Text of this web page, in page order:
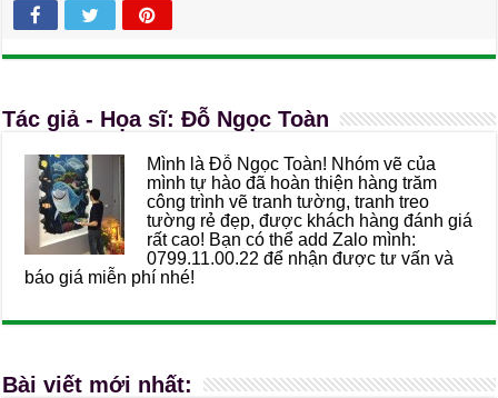
Tác giả - Họa sĩ: Đỗ Ngọc Toàn
Mình là Đỗ Ngọc Toàn! Nhóm vẽ của
mình tự hào đã hoàn thiện hàng trăm
công trình vẽ tranh tường, tranh treo
tường rẻ đẹp, được khách hàng đánh giá
rất cao! Bạn có thể add Zalo mình:
0799.11.00.22 để nhận được tư vấn và
báo giá miễn phí nhé!
Bài viết mới nhất: